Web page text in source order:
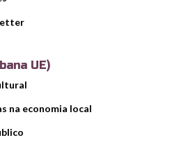
UE)
na economia local